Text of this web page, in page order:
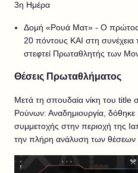
3η Ημέρα
Δομή «Ρουά Ματ» - Ο πρώτος
20 πόντους ΚΑΙ στη συνέχεια
στεφτεί Πρωταθλητής των
Θέσεις Πρωταθλήματος
Μετά τη σπουδαία νίκη του
Ρούνων: Αναδημιουργία, δόθηκε
συμμετοχής στην περιοχή της
την πλήρη ανάλυση των